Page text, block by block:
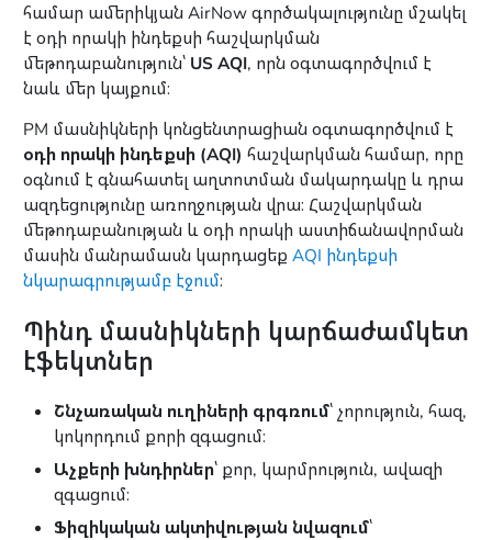
համար ամերիկյան AirNow գործակալությունը մշակել
է օդի որակի ինդեքսի հաշվարկման
մեթոդաբանություն՝ US AQI, որն օգտագործվում է
նաև մեր կայքում։
PM մասնիկների կոնցենտրացիան օգտագործվում է
օդի որակի ինդեքսի (AQI) հաշվարկման համար, որը
օգնում է գնահատել աղտոտման մակարդակը և դրա
ազդեցությունը առողջության վրա։ Հաշվարկման
մեթոդաբանության և օդի որակի աստիճանավորման
մասին մանրամասն կարդացեք AQI ինդեքսի
նկարագրությամբ էջում։
Պինդ մասնիկների կարճաժամկետ
էֆեկտներ
Շնչառական ուղիների գրգռում՝ չորություն, հազ,
կոկորդում քորի զգացում։
Աչքերի խնդիրներ՝ քոր, կարմրություն, ավազի
զգացում։
Ֆիզիկական ակտիվության նվազում՝